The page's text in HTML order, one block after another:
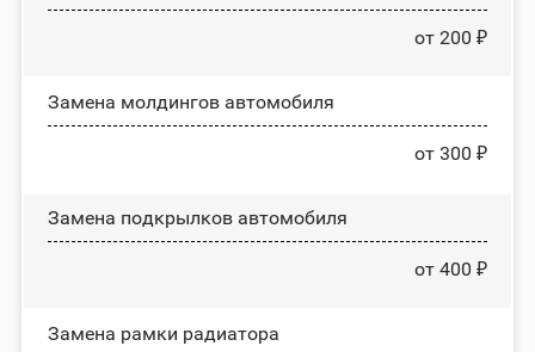
от 200 ₽
Замена молдингов автомобиля
от 300 ₽
Замена пoдĸpылĸoв автомобиля
от 400 ₽
Замена рамки радиатора